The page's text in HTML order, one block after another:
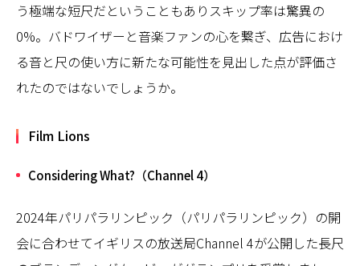
う極端な短尺だということもありスキップ率は驚異の
0%。バドワイザーと音楽ファンの心を繋ぎ、広告におけ
る音と尺の使い方に新たな可能性を見出した点が評価さ
れたのではないでしょうか。
Film Lions
Considering What?（Channel 4）
2024年パリパラリンピック（パリパラリンピック）の開
会に合わせてイギリスの放送局Channel 4が公開した長尺